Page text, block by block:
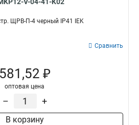
ЩРВ-П-4 черный IP41 IEK
Сравнить
581,52 ₽
оптовая цена
– +
В корзину